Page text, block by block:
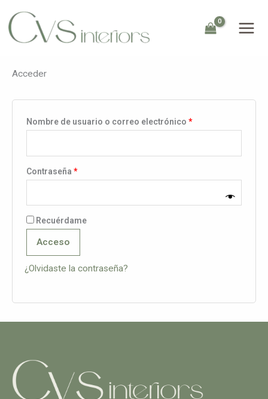
contenido
Mi cuenta
Acceder
Nombre de usuario o correo electrónico *
Contraseña *
Recuérdame
Acceso
¿Olvidaste la contraseña?